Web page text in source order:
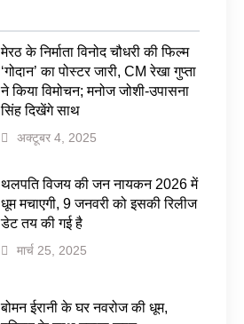
मेरठ के निर्माता विनोद चौधरी की फिल्म
‘गोदान’ का पोस्टर जारी, CM रेखा गुप्ता
ने किया विमोचन; मनोज जोशी-उपासना
सिंह दिखेंगे साथ
अक्टूबर 4, 2025
थलपति विजय की जन नायकन 2026 में
धूम मचाएगी, 9 जनवरी को इसकी रिलीज
डेट तय की गई है
मार्च 25, 2025
बोमन ईरानी के घर नवरोज की धूम,